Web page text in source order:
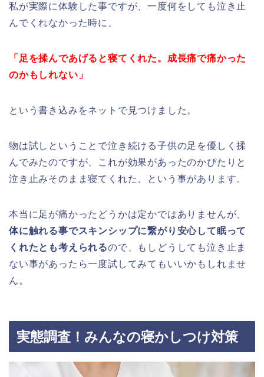
私が実際に体験した事ですが、一度何をしても泣き止
んでくれなかった時に、
「足を揉んであげると寝てくれた。成長痛で痛かった
のかもしれない」
という書き込みをネットで見つけました。
物は試しということで泣き続ける子供の足を優しく揉
んでみたのですが、これが効果があったのかぴたりと
泣き止みそのまま寝てくれた、という事があります。
本当に足が痛かったどうかは定かではありませんが、
体に触れる事でスキンシップに繋がり安心して眠って
くれたとも考えられるので、もしどうしても泣き止ま
ない事があったら一度試してみてもいいかもしれませ
ん。
実態調査！みんなの寝かしつけ対策